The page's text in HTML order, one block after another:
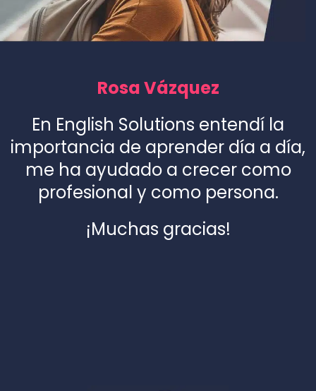
Rosa Vázquez
En English Solutions entendí la
importancia de aprender día a día,
me ha ayudado a crecer como
profesional y como persona.
¡Muchas gracias!